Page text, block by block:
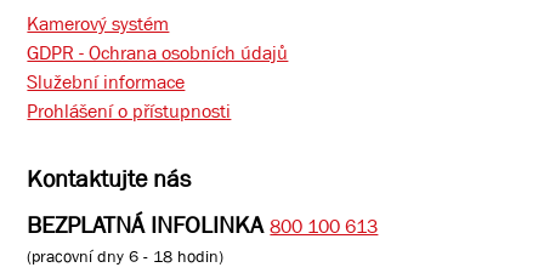
Kamerový systém
GDPR - Ochrana osobních údajů
Služební informace
Prohlášení o přístupnosti
Kontaktujte nás
BEZPLATNÁ INFOLINKA 800 100 613
(pracovní dny 6 - 18 hodin)